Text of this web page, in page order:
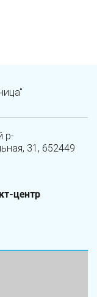
р-
31, 652449
центр